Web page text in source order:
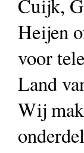
Cuijk,
Heijen
voor
Land
Wij